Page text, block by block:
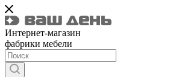
Интернет-магазин
фабрики мебели